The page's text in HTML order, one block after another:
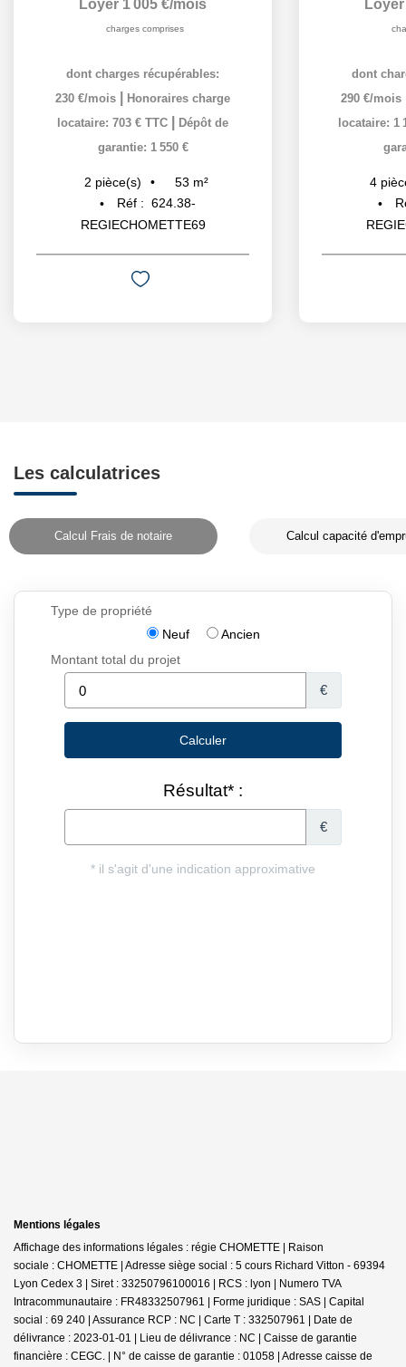
Loyer 1 005 €/mois
charges comprises
dont charges récupérables:
230 €/mois
Honoraires charge
locataire: 703 € TTC
Dépôt de
garantie: 1 550 €
2 pièce(s) 53 m²
Réf : 624.38-
REGIECHOMETTE69
dont
290 €/mois
locataire: 1
4
Les calculatrices
Calcul Frais de notaire Calcul capacité
Mentions légales
Affichage des informations légales : régie CHOMETTE | Raison
sociale : CHOMETTE | Adresse siège social : 5 cours Richard Vitton - 69394
Lyon Cedex 3 | Siret : 33250796100016 | RCS : lyon | Numero TVA
Intracommunautaire : FR48332507961 | Forme juridique : SAS | Capital
social : 69 240 | Assurance RCP : NC | Carte T : 332507961 | Date de
délivrance : 2023-01-01 | Lieu de délivrance : NC | Caisse de garantie
financière : CEGC. | N° de caisse de garantie : 01058 | Adresse caisse de